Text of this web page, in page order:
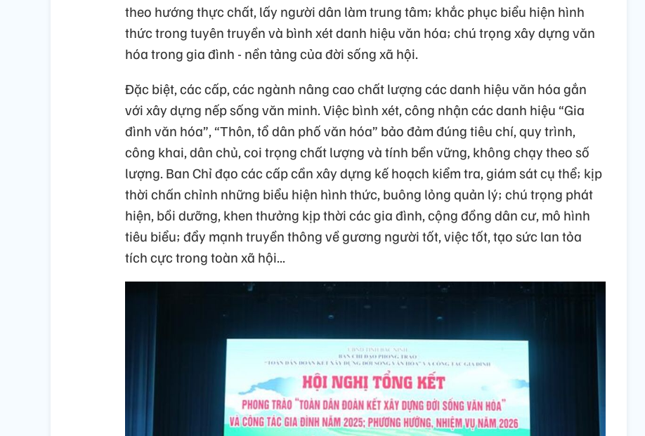
theo hướng thực chất, lấy người dân làm trung tâm; khắc phục biểu hiện hình
thức trong tuyên truyền và bình xét danh hiệu văn hóa; chú trọng xây dựng văn
hóa trong gia đình - nền tảng của đời sống xã hội.
Đặc biệt, các cấp, các ngành nâng cao chất lượng các danh hiệu văn hóa gắn
với xây dựng nếp sống văn minh. Việc bình xét, công nhận các danh hiệu “Gia
đình văn hóa”, “Thôn, tổ dân phố văn hóa” bảo đảm đúng tiêu chí, quy trình,
công khai, dân chủ, coi trọng chất lượng và tính bền vững, không chạy theo số
lượng. Ban Chỉ đạo các cấp cần xây dựng kế hoạch kiểm tra, giám sát cụ thể; kịp
thời chấn chỉnh những biểu hiện hình thức, buông lỏng quản lý; chú trọng phát
hiện, bồi dưỡng, khen thưởng kịp thời các gia đình, cộng đồng dân cư, mô hình
tiêu biểu; đẩy mạnh truyền thông về gương người tốt, việc tốt, tạo sức lan tỏa
tích cực trong toàn xã hội...